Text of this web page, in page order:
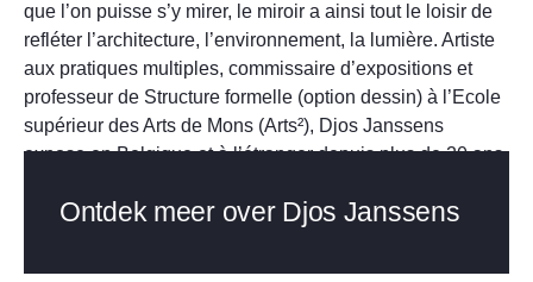
que l’on puisse s’y mirer, le miroir a ainsi tout le loisir de
refléter l’architecture, l’environnement, la lumière. Artiste
aux pratiques multiples, commissaire d’expositions et
professeur de Structure formelle (option dessin) à l’Ecole
supérieur des Arts de Mons (Arts²), Djos Janssens
expose en Belgique et à l’étranger depuis plus de 20 ans.
Ontdek meer over Djos Janssens